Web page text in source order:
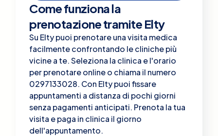
Come funziona la
prenotazione tramite Elty
Su Elty puoi prenotare una visita medica
facilmente confrontando le cliniche più
vicine a te. Seleziona la clinica e l'orario
per prenotare online o chiama il numero
0297133028. Con Elty puoi fissare
appuntamenti a distanza di pochi giorni
senza pagamenti anticipati. Prenota la tua
visita e paga in clinica il giorno
dell'appuntamento.